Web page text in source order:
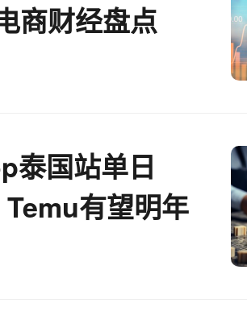
商财经盘点
泰国站单日
有望明年